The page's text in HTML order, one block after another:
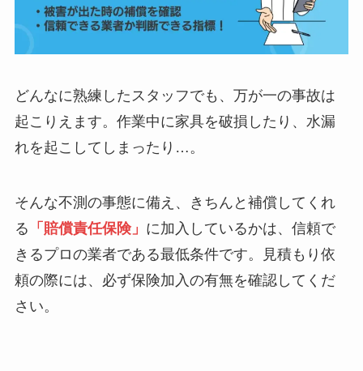
どんなに熟練したスタッフでも、万が一の事故は
起こりえます。作業中に家具を破損したり、水漏
れを起こしてしまったり…。
そんな不測の事態に備え、きちんと補償してくれ
る 「賠償責任保険」 に加入しているかは、信頼で
きるプロの業者である最低条件です。見積もり依
頼の際には、必ず保険加入の有無を確認してくだ
さい。